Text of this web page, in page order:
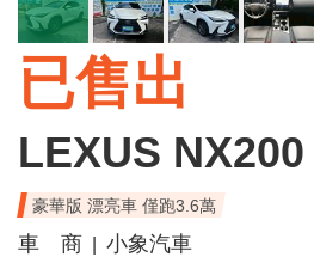
已售出
LEXUS NX200
豪華版 漂亮車 僅跑3.6萬
車 商
小象汽車